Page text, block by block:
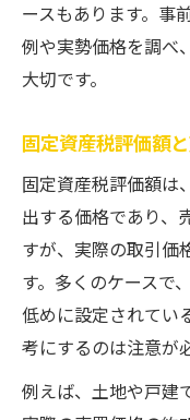
ースもあります。事
例や実勢価格を調べ
大切です。
固定資産税評価額
固定資産税評価額は
出する価格であり、
すが、実際の取引価
す。多くのケースで
低めに設定されてい
考にするのは注意が
例えば、土地や戸建